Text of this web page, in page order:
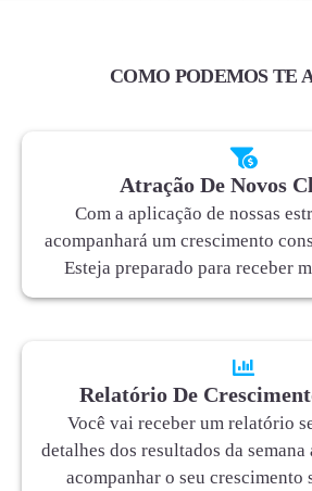
COMO PODEMOS TE
Atração De Novos
Com a aplicação de nossas
acompanhará um crescimento
Esteja preparado para receber
Relatório De
Você vai receber um relatório
detalhes dos resultados da
acompanhar o seu crescimento